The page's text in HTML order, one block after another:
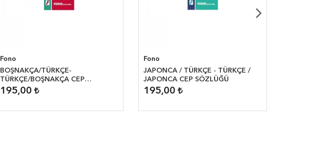
Fono
BOŞNAKÇA/TÜRKÇE-
TÜRKÇE/BOŞNAKÇA CEP
SÖZLÜĞÜ
195,00
Fono
JAPONCA / TÜRKÇE - TÜRKÇE /
JAPONCA CEP SÖZLÜĞÜ
195,00